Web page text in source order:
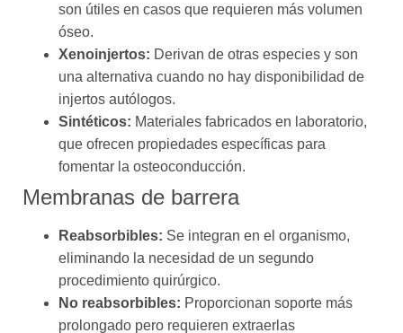
son útiles en casos que requieren más volumen
óseo.
Xenoinjertos: Derivan de otras especies y son
una alternativa cuando no hay disponibilidad de
injertos autólogos.
Sintéticos: Materiales fabricados en laboratorio,
que ofrecen propiedades específicas para
fomentar la osteoconducción.
Membranas de barrera
Reabsorbibles: Se integran en el organismo,
eliminando la necesidad de un segundo
procedimiento quirúrgico.
No reabsorbibles: Proporcionan soporte más
prolongado pero requieren extraerlas